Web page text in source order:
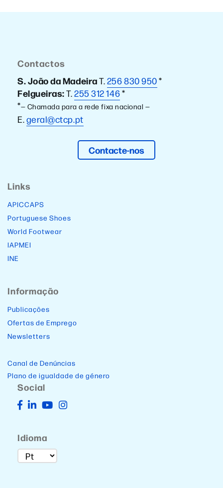
Contactos
S. João da MadeiraT.256 830 950*
Felgueiras:T.255 312 146*
*— Chamada para a rede fixa nacional —
E.geral@ctcp.pt
Contacte-nos
Links
APICCAPS
Portuguese Shoes
World Footwear
IAPMEI
INE
Informação
Publicações
Ofertas de Emprego
Newsletters
Canal de Denúncias
Plano de igualdade de género
Social
Idioma